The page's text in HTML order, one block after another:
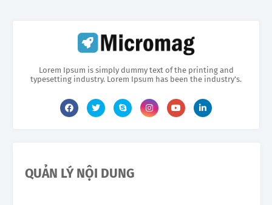
Lorem Ipsum is simply dummy text of the printing and
typesetting industry. Lorem Ipsum has been the industry's.
QUẢN LÝ NỘI DUNG